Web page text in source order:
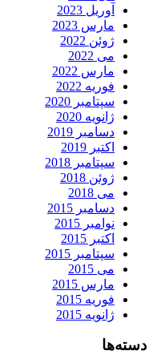
آوریل 2023
مارس 2023
ژوئن 2022
می 2022
مارس 2022
فوریه 2022
سپتامبر 2020
ژانویه 2020
دسامبر 2019
اکتبر 2019
سپتامبر 2018
ژوئن 2018
می 2018
دسامبر 2015
نوامبر 2015
اکتبر 2015
سپتامبر 2015
می 2015
مارس 2015
فوریه 2015
ژانویه 2015
دسته‌ها